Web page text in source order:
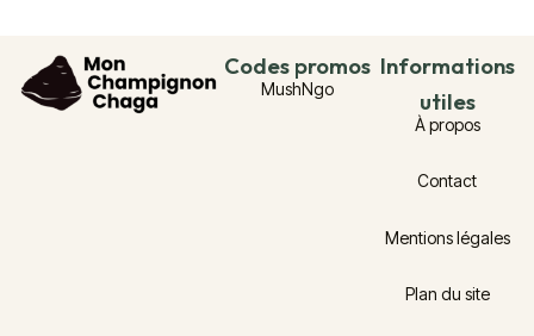
Codes promos
MushNgo
Informations
utiles
À propos
Contact
Mentions légales
Plan du site